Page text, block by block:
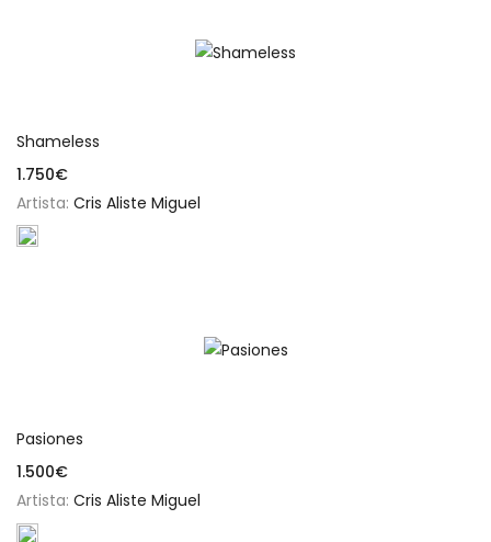
Shameless
1.750€
Artista: Cris Aliste Miguel
Pasiones
1.500€
Artista: Cris Aliste Miguel